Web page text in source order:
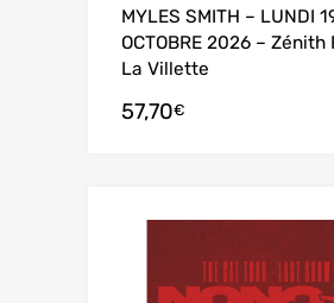
MYLES SMITH – LUNDI
OCTOBRE 2026 – Zénith
La Villette
57,70€